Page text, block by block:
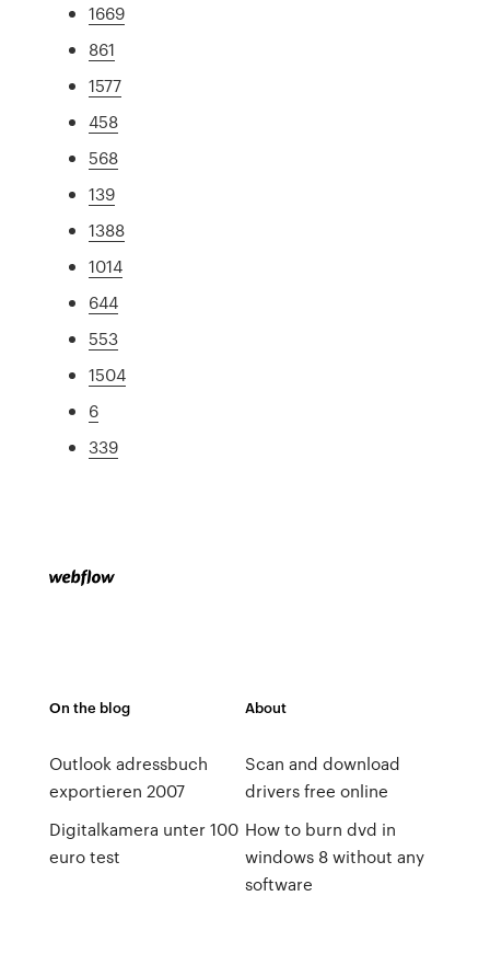
1669
861
1577
458
568
139
1388
1014
644
553
1504
6
339
On the blog
Outlook adressbuch
exportieren 2007
Digitalkamera unter 100
euro test
About
Scan and download
drivers free online
How to burn dvd in
windows 8 without any
software